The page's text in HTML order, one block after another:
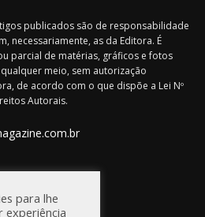
publicados são de responsabilidade
necessariamente, as da Editora. É
parcial de matérias, gráficos e fotos
meio, sem autorização
de acordo com o que dispõe a Lei Nº
Autorais.
CONECTADO
para lhe
experiência